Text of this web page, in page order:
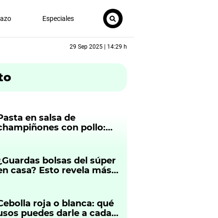
Especiales
29 Sep 2025 | 14:29 h
en salsa de
con pollo:
bolsas del súper
casa? Esto revela más
roja o blanca: qué
puedes darle a cada